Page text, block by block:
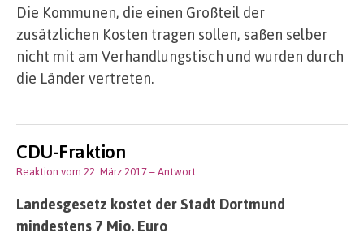
Die Kommunen, die einen Großteil der
zusätzlichen Kosten tragen sollen, saßen selber
nicht mit am Verhandlungstisch und wurden durch
die Länder vertreten.
CDU-Fraktion
Reaktion vom 22. März 2017– Antwort
Landesgesetz kostet der Stadt Dortmund
mindestens 7 Mio. Euro